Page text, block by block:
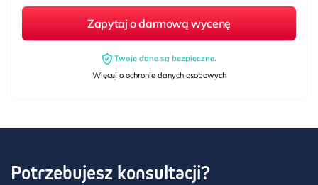
Twoje dane są bezpieczne.
Więcej o ochronie danych osobowych
Potrzebujesz konsultacji?